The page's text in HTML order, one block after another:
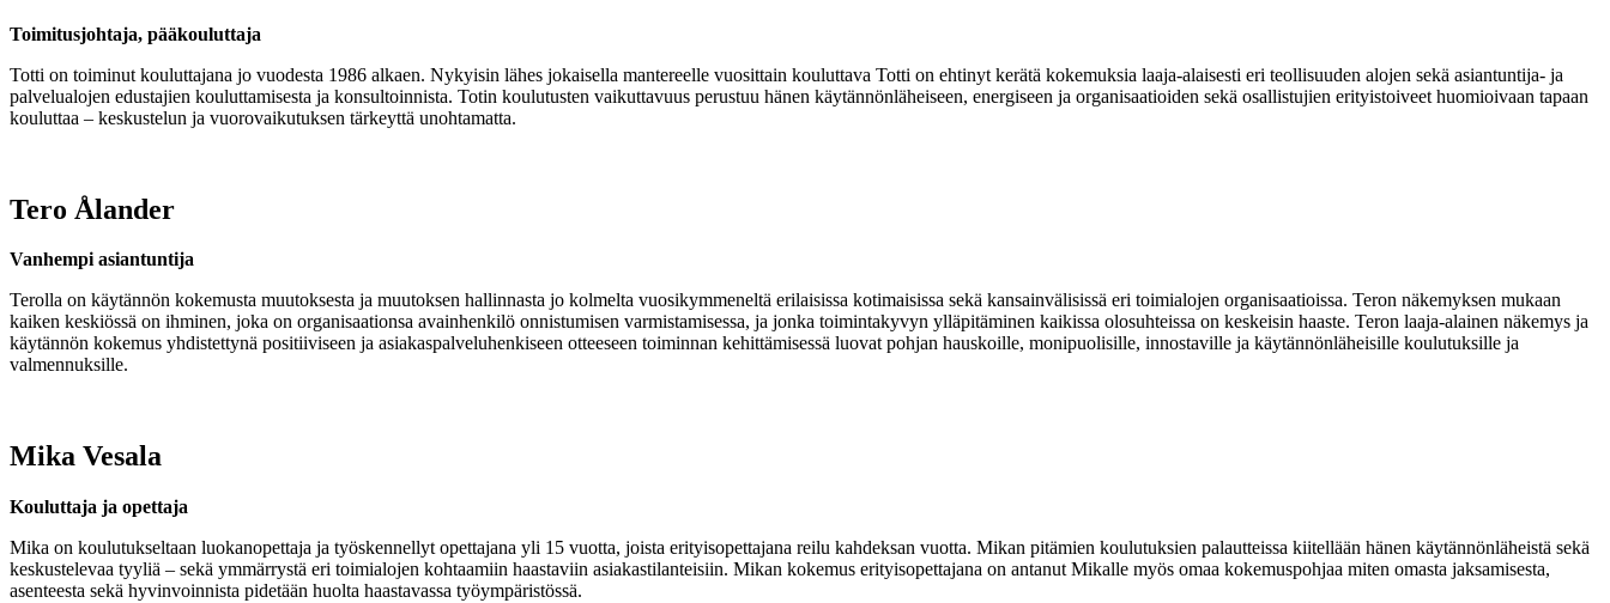
Toimitusjohtaja, pääkouluttaja
Totti on toiminut kouluttajana jo vuodesta 1986 alkaen. Nykyisin lähes jokaisella mantereelle vuosittain kouluttava Totti on ehtinyt kerätä kokemuksia laaja-alaisesti eri teollisuuden alojen sekä asiantuntija- ja
palvelualojen edustajien kouluttamisesta ja konsultoinnista. Totin koulutusten vaikuttavuus perustuu hänen käytännönläheiseen, energiseen ja organisaatioiden sekä osallistujien erityistoiveet huomioivaan tapaan
kouluttaa – keskustelun ja vuorovaikutuksen tärkeyttä unohtamatta.
Tero Ålander
Vanhempi asiantuntija
Terolla on käytännön kokemusta muutoksesta ja muutoksen hallinnasta jo kolmelta vuosikymmeneltä erilaisissa kotimaisissa sekä kansainvälisissä eri toimialojen organisaatioissa. Teron näkemyksen mukaan
kaiken keskiössä on ihminen, joka on organisaationsa avainhenkilö onnistumisen varmistamisessa, ja jonka toimintakyvyn ylläpitäminen kaikissa olosuhteissa on keskeisin haaste. Teron laaja-alainen näkemys ja
käytännön kokemus yhdistettynä positiiviseen ja asiakaspalveluhenkiseen otteeseen toiminnan kehittämisessä luovat pohjan hauskoille, monipuolisille, innostaville ja käytännönläheisille koulutuksille ja
valmennuksille.
Mika Vesala
Kouluttaja ja opettaja
Mika on koulutukseltaan luokanopettaja ja työskennellyt opettajana yli 15 vuotta, joista erityisopettajana reilu kahdeksan vuotta. Mikan pitämien koulutuksien palautteissa kiitellään hänen käytännönläheistä sekä
keskustelevaa tyyliä – sekä ymmärrystä eri toimialojen kohtaamiin haastaviin asiakastilanteisiin. Mikan kokemus erityisopettajana on antanut Mikalle myös omaa kokemuspohjaa miten omasta jaksamisesta,
asenteesta sekä hyvinvoinnista pidetään huolta haastavassa työympäristössä.